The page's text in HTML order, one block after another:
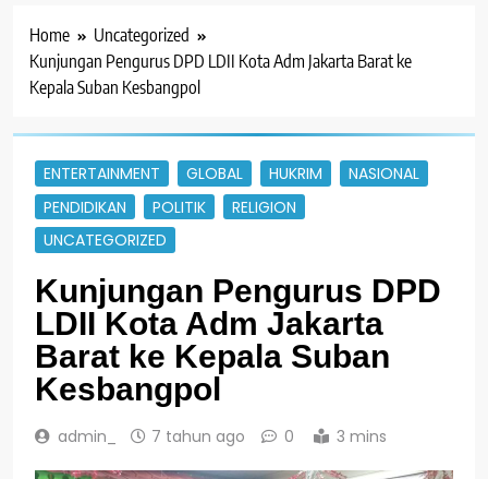
Home
Uncategorized
Kunjungan Pengurus DPD LDII Kota Adm Jakarta Barat ke
Kepala Suban Kesbangpol
ENTERTAINMENT GLOBAL HUKRIM
NASIONAL
PENDIDIKAN
POLITIK
RELIGION
UNCATEGORIZED
Kunjungan Pengurus DPD
LDII Kota Adm Jakarta
Barat ke Kepala Suban
Kesbangpol
admin_ 7 tahun ago 0 3 mins